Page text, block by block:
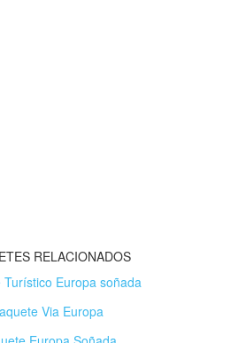
RELACIONADOS
Turístico Europa soñada
Via Europa